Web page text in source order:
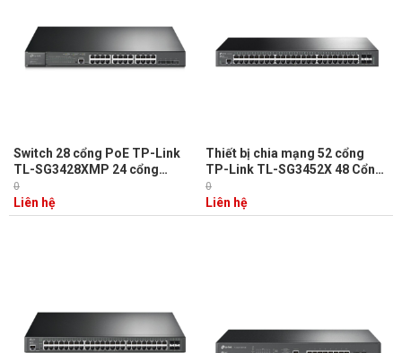
Switch 28 cổng PoE TP-Link
TL-SG3428XMP 24 cổng
Gigabit PoE, 4 cổng 10G SFP+
0
Liên hệ
Thiết bị chia mạng 52 cổng
TP-Link TL-SG3452X 48 Cổng
Gigabit L2+ với 4 khe 10GE
SFP+
0
Liên hệ